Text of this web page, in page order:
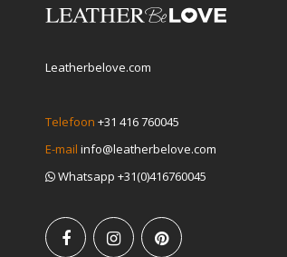
Leatherbelove.com
Telefoon +31 416 760045
E-mail info@leatherbelove.com
Whatsapp +31(0)416760045